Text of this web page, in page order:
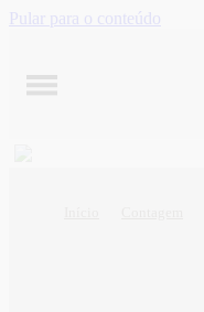
Pular para o conteúdo